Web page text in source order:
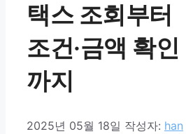
택스 조회부터
조건·금액 확인
까지
2025년 05월 18일 작성자: han